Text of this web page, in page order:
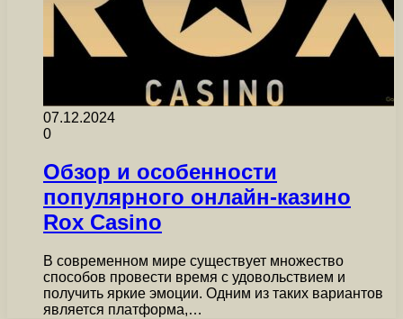
07.12.2024
0
Обзор и особенности
популярного онлайн-казино
Rox Casino
В современном мире существует множество
способов провести время с удовольствием и
получить яркие эмоции. Одним из таких вариантов
является платформа,…